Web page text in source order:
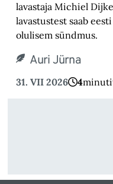
lavastaja Michiel
lavastustest saab
olulisem sündmus.
Auri Jürna
31. VII 2026 4